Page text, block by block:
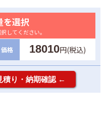
を選択
してください。
価格 18010円(税込)